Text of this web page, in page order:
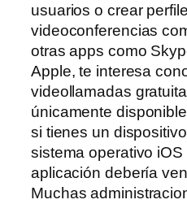
usuarios o crear
videoconferencias
otras apps como
Apple, te interesa
videollamadas
únicamente
si tienes un
sistema operativo
aplicación debería
Muchas